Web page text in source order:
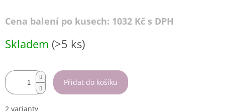
Cena balení po kusech: 1032 Kč s DPH
cena:
Skladem (>5 ks)
Přidat do košíku
2 varianty